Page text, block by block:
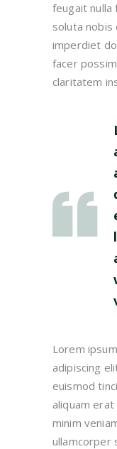
feugait nulla
soluta nobis
imperdiet
facer
claritatem
Lorem
adipiscing
euismod
aliquam
minim
ullamcorper